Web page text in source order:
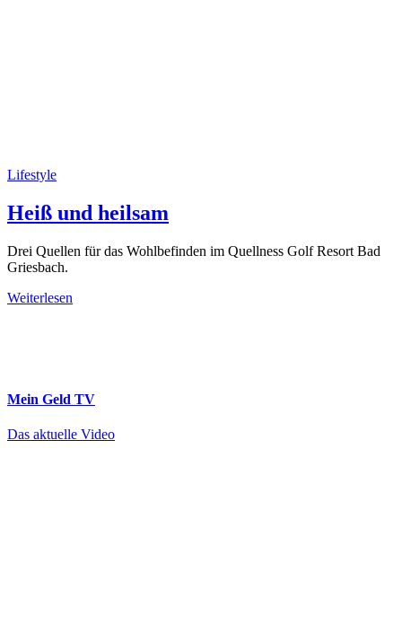
Lifestyle
Heiß und heilsam
Drei Quellen für das Wohlbefinden im Quellness Golf Resort Bad
Griesbach.
Weiterlesen
Mein Geld TV
Das aktuelle Video